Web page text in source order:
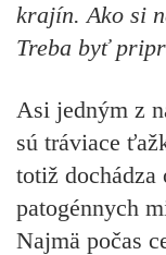
krajín. Ako si
Treba byť
Asi jedným z
sú tráviace
totiž
patogénnych
Najmä počas